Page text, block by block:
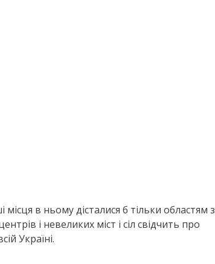
в ньому дісталися б тільки областям з
і невеликих міст і сіл свідчить про
Україні.